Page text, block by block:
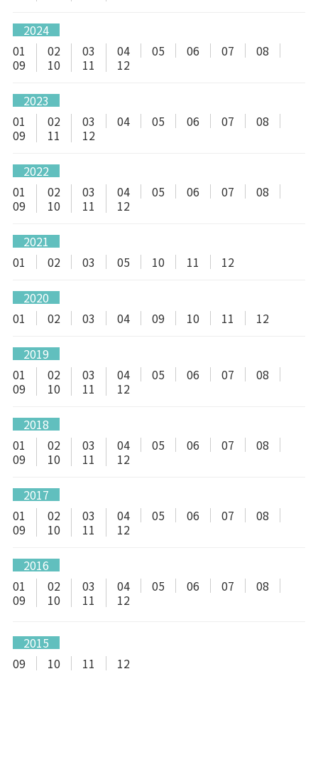
2024
01
02 03 04 05 06 07
08
09
10 11 12
2023
01
02 03 04 05 06 07
08
09
11 12
2022
01
02 03 04 05 06 07
08
09
10 11 12
2021
01
02 03 05 10 11 12
2020
01
02 03 04 09 10 11 12
2019
01
02 03 04 05 06 07
08
09
10 11 12
2018
01
02 03 04 05 06 07
08
09
10 11 12
2017
01
02 03 04 05 06 07
08
09
10 11 12
2016
01
02 03 04 05 06 07
08
09
10 11 12
2015
09
10 11 12